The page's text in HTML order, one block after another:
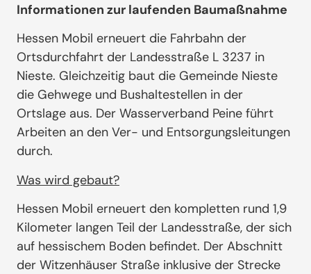
Informationen zur laufenden Baumaßnahme
Hessen Mobil erneuert die Fahrbahn der
Ortsdurchfahrt der Landesstraße L 3237 in
Nieste. Gleichzeitig baut die Gemeinde Nieste
die Gehwege und Bushaltestellen in der
Ortslage aus. Der Wasserverband Peine führt
Arbeiten an den Ver- und Entsorgungsleitungen
durch.
Was wird gebaut?
Hessen Mobil erneuert den kompletten rund 1,9
Kilometer langen Teil der Landesstraße, der sich
auf hessischem Boden befindet. Der Abschnitt
der Witzenhäuser Straße inklusive der Strecke